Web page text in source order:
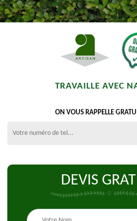
TRAVAILLE AVEC
ON VOUS RAPPELLE
DEVIS